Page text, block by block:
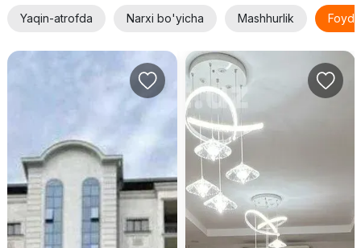
Yaqin-atrofda Narxi bo'yicha Mashhurlik